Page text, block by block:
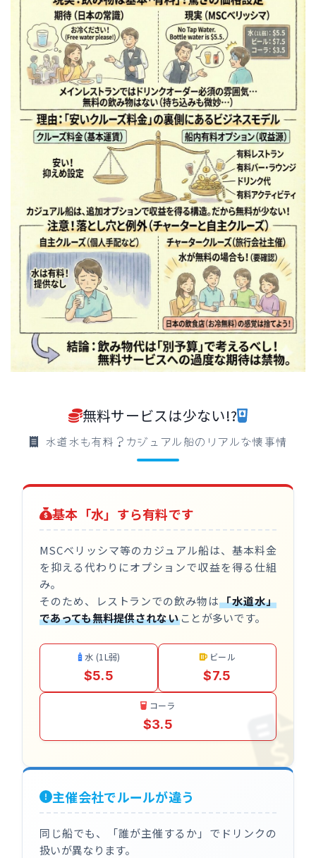
無料サービスは少ない!?
水道水も有料？カジュアル船のリアルな懐事情
基本「水」すら有料です
MSCベリッシマ等のカジュアル船は、基本料金
を抑える代わりにオプションで収益を得る仕組
み。
そのため、レストランでの飲み物は「水道水」
であっても無料提供されないことが多いです。
水 (1L弱)
$5.5
ビール
$7.5
コーラ
$3.5
主催会社でルールが違う
同じ船でも、「誰が主催するか」でドリンクの
扱いが異なります。